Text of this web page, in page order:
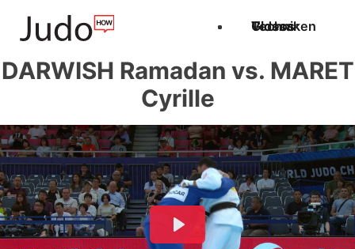
Techniken
Videos
Glossar
DARWISH Ramadan vs. MARET
Cyrille